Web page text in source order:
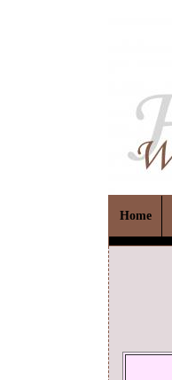
Home